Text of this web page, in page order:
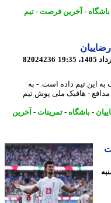
-آخرین فرصت -تیم
82024236
تیم داده است. - به
- هافبک ملی پوش تیم
-باشگاه-تمرینات -آخرین